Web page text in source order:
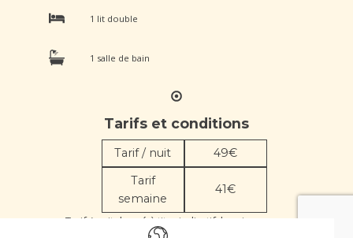
1 lit double
1 salle de bain
Tarifs et conditions
Tarif / nuit
49€
Tarif
semaine
41€
Tarif / nuit donné à titre indicatif, le prix